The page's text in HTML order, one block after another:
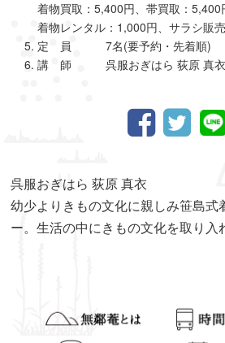
着物買取：5,400円、帯買取：5,400
着物レンタル：1,000円、サラシ販
定 員 7名(要予約・先着順)
講 師 呉服おぎはら 荻原 真衣
呉服おぎはら 荻原 真衣
幼少よりきもの文化に親しみ笹島式
ー。生活の中にきもの文化を取り入